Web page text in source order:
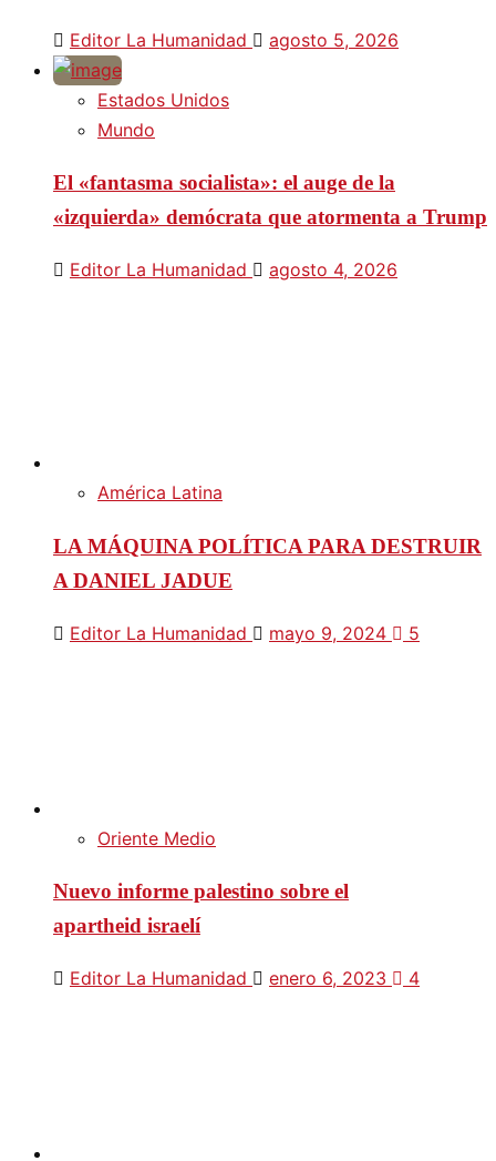
Editor La Humanidad agosto 5, 2026
Estados Unidos
Mundo
El «fantasma socialista»: el auge de la
«izquierda» demócrata que atormenta a Trump
Editor La Humanidad agosto 4, 2026
América Latina
LA MÁQUINA POLÍTICA PARA DESTRUIR
A DANIEL JADUE
Editor La Humanidad mayo 9, 2024 5
Oriente Medio
Nuevo informe palestino sobre el
apartheid israelí
Editor La Humanidad enero 6, 2023 4